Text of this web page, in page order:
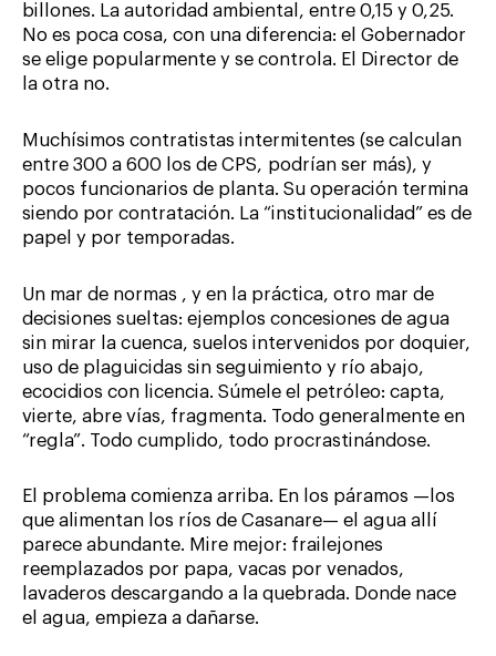
billones. La autoridad ambiental, entre 0,15 y 0,25.
No es poca cosa, con una diferencia: el Gobernador
se elige popularmente y se controla. El Director de
la otra no.
Muchísimos contratistas intermitentes (se calculan
entre 300 a 600 los de CPS, podrían ser más), y
pocos funcionarios de planta. Su operación termina
siendo por contratación. La “institucionalidad” es de
papel y por temporadas.
Un mar de normas , y en la práctica, otro mar de
decisiones sueltas: ejemplos concesiones de agua
sin mirar la cuenca, suelos intervenidos por doquier,
uso de plaguicidas sin seguimiento y río abajo,
ecocidios con licencia. Súmele el petróleo: capta,
vierte, abre vías, fragmenta. Todo generalmente en
“regla”. Todo cumplido, todo procrastinándose.
El problema comienza arriba. En los páramos —los
que alimentan los ríos de Casanare— el agua allí
parece abundante. Mire mejor: frailejones
reemplazados por papa, vacas por venados,
lavaderos descargando a la quebrada. Donde nace
el agua, empieza a dañarse.